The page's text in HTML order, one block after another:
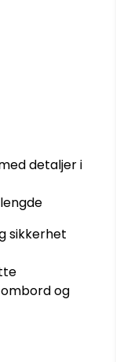
detaljer i
sikkerhet
og